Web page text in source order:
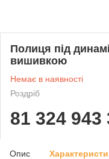
Полиця під
вишивкою
Немає в наявності
Роздріб
81 324 943
Опис